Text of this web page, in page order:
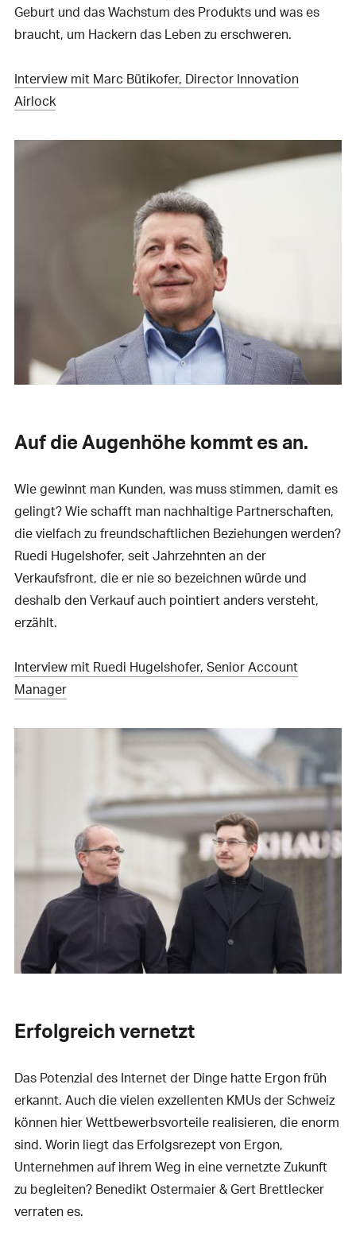
Geburt und das Wachstum des Produkts und was es
braucht, um Hackern das Leben zu erschweren.
Interview mit Marc Bütikofer, Director Innovation
Airlock
Auf die Augenhöhe kommt es an.
Wie gewinnt man Kunden, was muss stimmen, damit es
gelingt? Wie schafft man nachhaltige Partnerschaften,
die vielfach zu freundschaftlichen Beziehungen werden?
Ruedi Hugelshofer, seit Jahrzehnten an der
Verkaufsfront, die er nie so bezeichnen würde und
deshalb den Verkauf auch pointiert anders versteht,
erzählt.
Interview mit Ruedi Hugelshofer, Senior Account
Manager
Erfolgreich vernetzt
Das Potenzial des Internet der Dinge hatte Ergon früh
erkannt. Auch die vielen exzellenten KMUs der Schweiz
können hier Wettbewerbsvorteile realisieren, die enorm
sind. Worin liegt das Erfolgsrezept von Ergon,
Unternehmen auf ihrem Weg in eine vernetzte Zukunft
zu begleiten? Benedikt Ostermaier & Gert Brettlecker
verraten es.